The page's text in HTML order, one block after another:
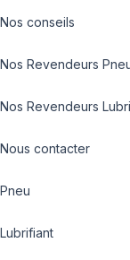
Nos conseils
Nos Revendeurs
Nos Revendeurs
Nous contacter
Pneu
Lubrifiant